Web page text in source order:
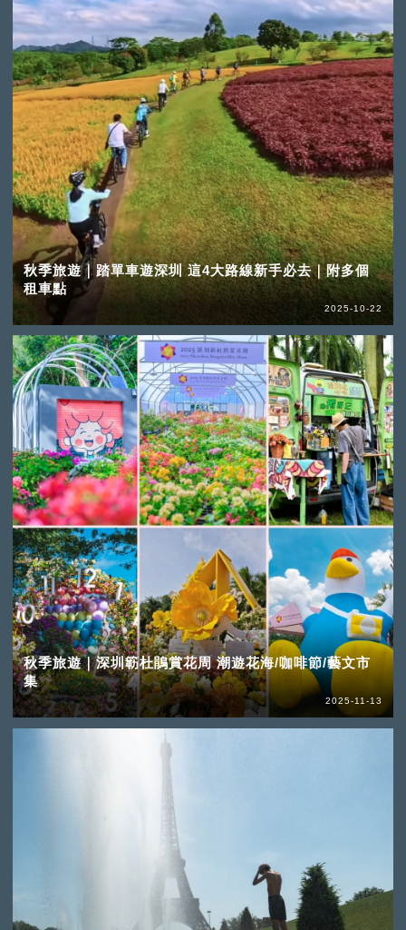
秋季旅遊｜踏單車遊深圳 這4大路線新手必去｜附多個
租車點
2025-10-22
秋季旅遊｜深圳簕杜鵑賞花周 潮遊花海/咖啡節/藝文市
集
2025-11-13